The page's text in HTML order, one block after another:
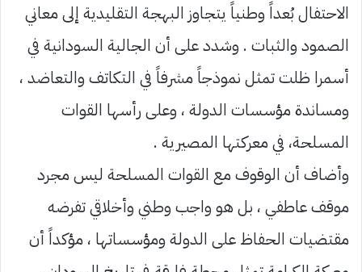
الاحتفال بُعداً وطنياً يتجاوز البهجة التقليدية إلى معاني
الصمود والثبات . وشدد على أن الجالية السودانية في
أسمرا ظلت تمثل نموذجاً مشرفاً في التكاتف والتعاضد ،
ومساندة مؤسسات الدولة ، وعلى رأسها القوات
المسلحة، في معركتها المصيرية .
وأضاف أن الوقوف مع القوات المسلحة ليس مجرد
موقف عاطفي ، بل هو واجب وطني وأخلاقي تفرضه
مقتضيات الحفاظ على الدولة ومؤسساتها ، مؤكداً أن